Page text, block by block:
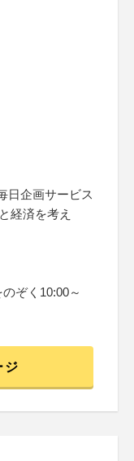
日企画サービス
経済を考え
ぞく10:00～
ジ